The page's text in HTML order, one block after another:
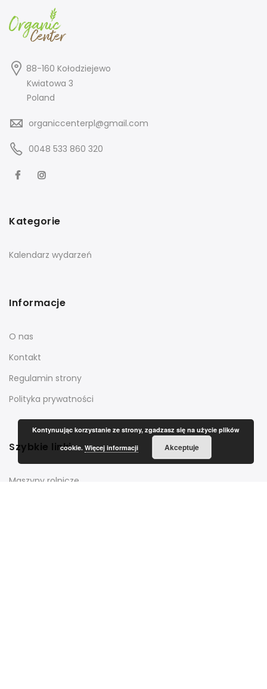
88-160 Kołodziejewo
Kwiatowa 3
Poland
organiccenterpl@gmail.com
0048 533 860 320
Kategorie
Kalendarz wydarzeń
Informacje
O nas
Kontakt
Regulamin strony
Polityka prywatności
Szybkie linki
Maszyny rolnicze
Kontynuując korzystanie ze strony, zgadzasz się na użycie plików
cookie. Więcej informacji Akceptuje